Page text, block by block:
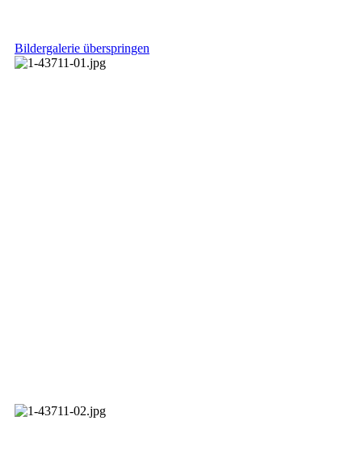
Bildergalerie überspringen